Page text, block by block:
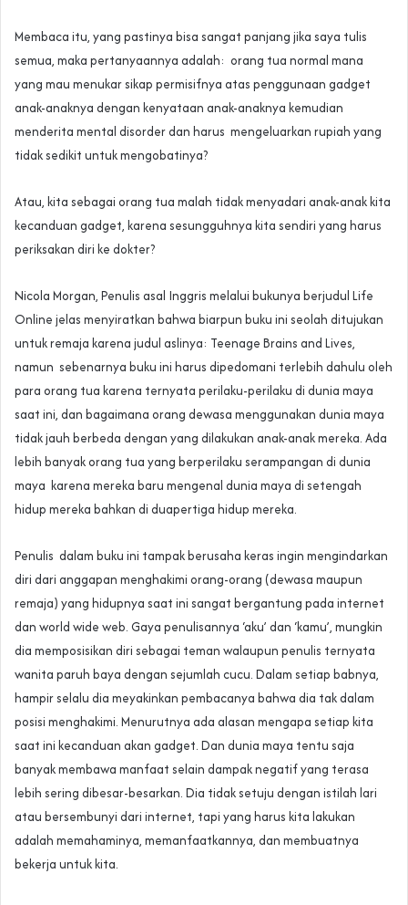
Membaca itu, yang pastinya bisa sangat panjang jika saya tulis
semua, maka pertanyaannya adalah: orang tua normal mana
yang mau menukar sikap permisifnya atas penggunaan gadget
anak-anaknya dengan kenyataan anak-anaknya kemudian
menderita mental disorder dan harus mengeluarkan rupiah yang
tidak sedikit untuk mengobatinya?
Atau, kita sebagai orang tua malah tidak menyadari anak-anak kita
kecanduan gadget, karena sesungguhnya kita sendiri yang harus
periksakan diri ke dokter?
Nicola Morgan, Penulis asal Inggris melalui bukunya berjudul Life
Online jelas menyiratkan bahwa biarpun buku ini seolah ditujukan
untuk remaja karena judul aslinya: Teenage Brains and Lives,
namun sebenarnya buku ini harus dipedomani terlebih dahulu oleh
para orang tua karena ternyata perilaku-perilaku di dunia maya
saat ini, dan bagaimana orang dewasa menggunakan dunia maya
tidak jauh berbeda dengan yang dilakukan anak-anak mereka. Ada
lebih banyak orang tua yang berperilaku serampangan di dunia
maya karena mereka baru mengenal dunia maya di setengah
hidup mereka bahkan di duapertiga hidup mereka.
Penulis dalam buku ini tampak berusaha keras ingin mengindarkan
diri dari anggapan menghakimi orang-orang (dewasa maupun
remaja) yang hidupnya saat ini sangat bergantung pada internet
dan world wide web. Gaya penulisannya ‘aku’ dan ‘kamu’, mungkin
dia memposisikan diri sebagai teman walaupun penulis ternyata
wanita paruh baya dengan sejumlah cucu. Dalam setiap babnya,
hampir selalu dia meyakinkan pembacanya bahwa dia tak dalam
posisi menghakimi. Menurutnya ada alasan mengapa setiap kita
saat ini kecanduan akan gadget. Dan dunia maya tentu saja
banyak membawa manfaat selain dampak negatif yang terasa
lebih sering dibesar-besarkan. Dia tidak setuju dengan istilah lari
atau bersembunyi dari internet, tapi yang harus kita lakukan
adalah memahaminya, memanfaatkannya, dan membuatnya
bekerja untuk kita.